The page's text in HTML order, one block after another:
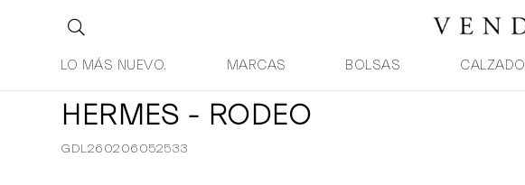
LO MÁS NUEVO. MARCAS BOLSAS CALZADO
HERMES - RODEO
GDL260206052533